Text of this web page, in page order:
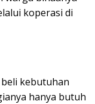
koperasi di
kebutuhan
hanya butuh